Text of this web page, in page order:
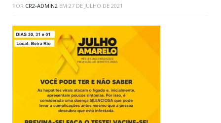
POR CR2-ADMIN2 EM 27 DE JULHO DE 2021